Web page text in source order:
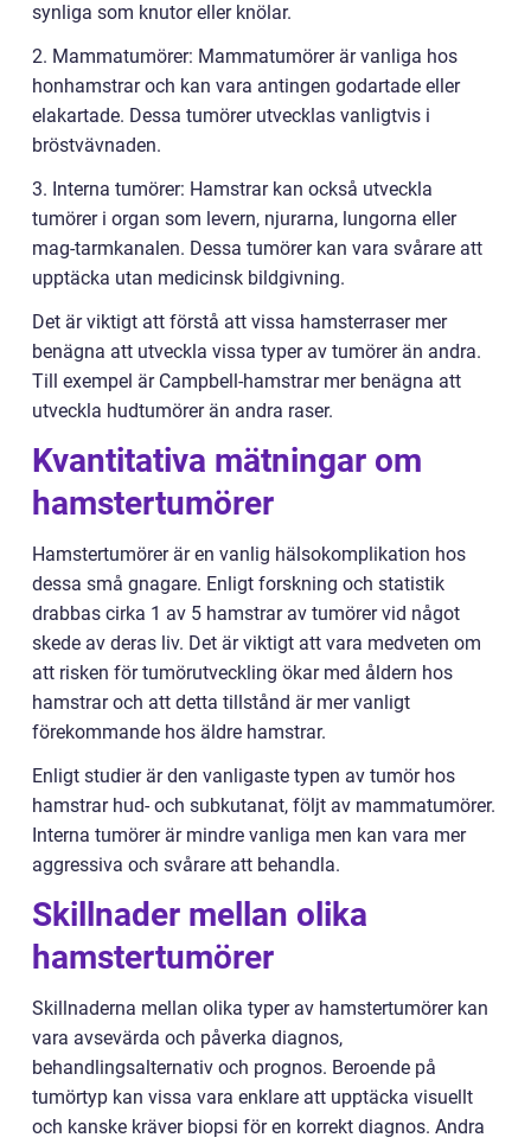
synliga som knutor eller knölar.
2. Mammatumörer: Mammatumörer är vanliga hos
honhamstrar och kan vara antingen godartade eller
elakartade. Dessa tumörer utvecklas vanligtvis i
bröstvävnaden.
3. Interna tumörer: Hamstrar kan också utveckla
tumörer i organ som levern, njurarna, lungorna eller
mag-tarmkanalen. Dessa tumörer kan vara svårare att
upptäcka utan medicinsk bildgivning.
Det är viktigt att förstå att vissa hamsterraser mer
benägna att utveckla vissa typer av tumörer än andra.
Till exempel är Campbell-hamstrar mer benägna att
utveckla hudtumörer än andra raser.
Kvantitativa mätningar om
hamstertumörer
Hamstertumörer är en vanlig hälsokomplikation hos
dessa små gnagare. Enligt forskning och statistik
drabbas cirka 1 av 5 hamstrar av tumörer vid något
skede av deras liv. Det är viktigt att vara medveten om
att risken för tumörutveckling ökar med åldern hos
hamstrar och att detta tillstånd är mer vanligt
förekommande hos äldre hamstrar.
Enligt studier är den vanligaste typen av tumör hos
hamstrar hud- och subkutanat, följt av mammatumörer.
Interna tumörer är mindre vanliga men kan vara mer
aggressiva och svårare att behandla.
Skillnader mellan olika
hamstertumörer
Skillnaderna mellan olika typer av hamstertumörer kan
vara avsevärda och påverka diagnos,
behandlingsalternativ och prognos. Beroende på
tumörtyp kan vissa vara enklare att upptäcka visuellt
och kanske kräver biopsi för en korrekt diagnos. Andra